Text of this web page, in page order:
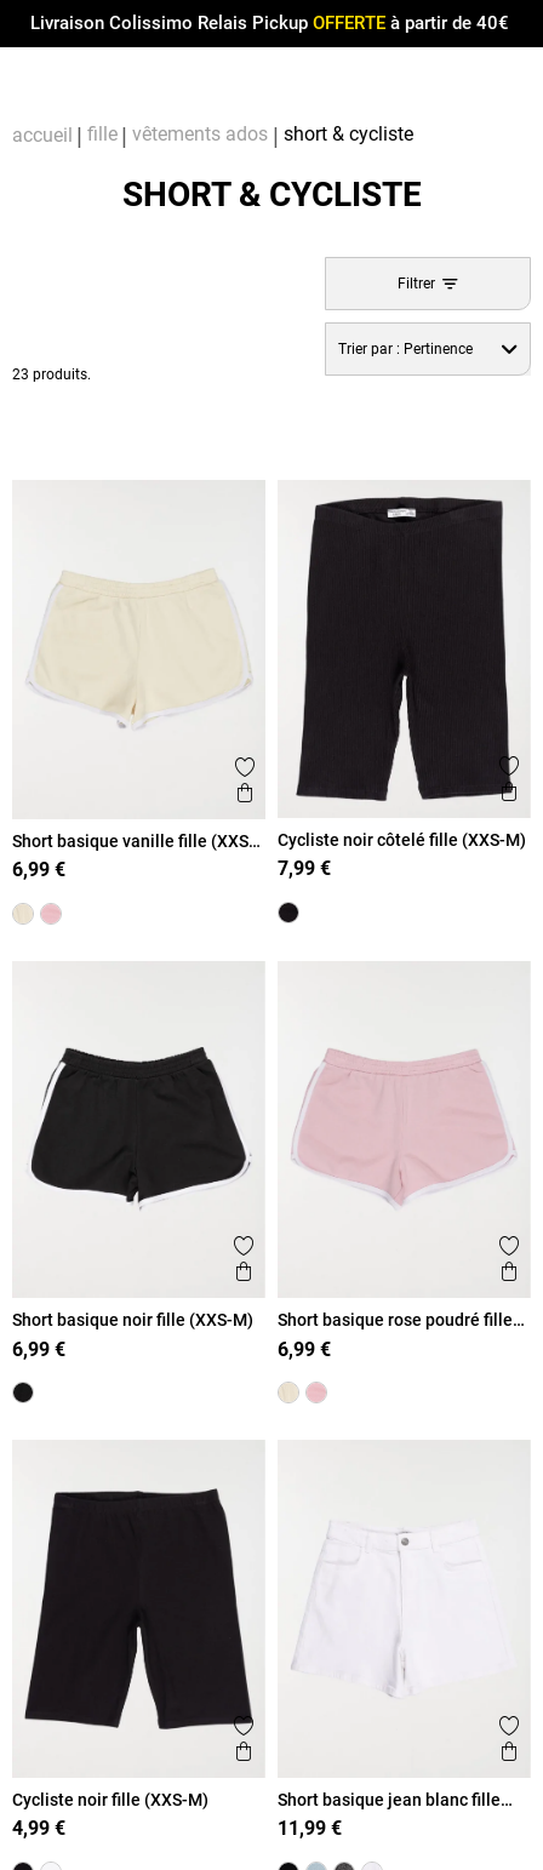
Livraison Colissimo Relais Pickup OFFERTEà partir de 40€
accueil fille vêtements ados short & cycliste
SHORT & CYCLISTE
23 produits.
Filtrer
Trier par : Pertinence
Ajouter aux favoris
Aperçu rapide
Short basique vanille fille (XXS-
M)
6,99 €
Cycliste noir côtelé fille (XXS-M)
7,99 €
Ajouter aux favoris
Aperçu rapide
Short basique noir fille (XXS-M)
6,99 €
Short basique rose poudré fille
(XXS-M)
6,99 €
Ajouter aux favoris
Aperçu rapide
Cycliste noir fille (XXS-M)
4,99 €
Short basique jean blanc fille
(XXS-M)
11,99 €